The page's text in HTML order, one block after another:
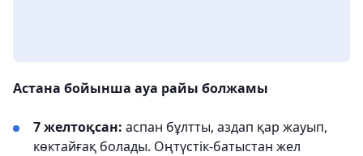
Астана бойынша ауа райы болжамы
7 желтоқсан: аспан бұлтты, аздап қар жауып,
көктайғақ болады. Оңтүстік-батыстан жел